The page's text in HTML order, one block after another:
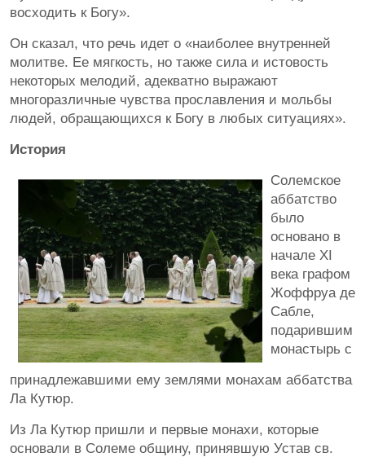
восходить к Богу».
Он сказал, что речь идет о «наиболее внутренней
молитве. Ее мягкость, но также сила и истовость
некоторых мелодий, адекватно выражают
многоразличные чувства прославления и мольбы
людей, обращающихся к Богу в любых ситуациях».
История
Солемское
аббатство
было
основано в
начале XI
века графом
Жоффруа де
Сабле,
подарившим
монастырь с
принадлежавшими ему землями монахам аббатства
Ла Кутюр.
Из Ла Кутюр пришли и первые монахи, которые
основали в Солеме общину, принявшую Устав св.